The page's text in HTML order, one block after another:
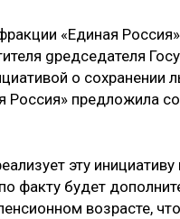
«Единая
gредседателя
о сохранении
Россия» предложила
эту инициативу
факту будет
возрасте,